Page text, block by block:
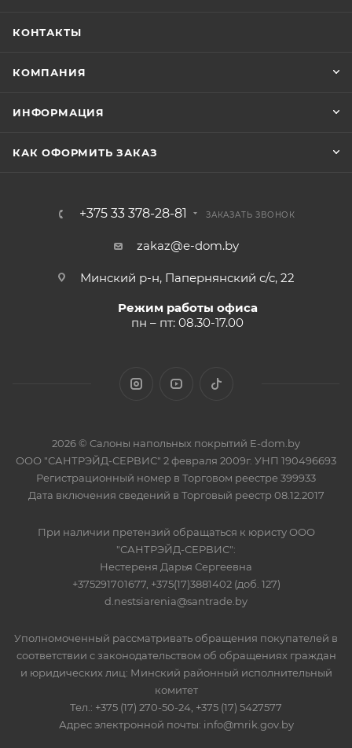
КОНТАКТЫ
КОМПАНИЯ
ИНФОРМАЦИЯ
КАК ОФОРМИТЬ ЗАКАЗ
+375 33 378-28-81 ЗАКАЗАТЬ ЗВОНОК
zakaz@e-dom.by
Минский р-н, Папернянский с/с, 22
Режим работы офиса
пн – пт: 08.30-17.00
2026 © Салоны напольных покрытий E-dom.by
ООО "САНТРЭЙД-СЕРВИС" 2 февраля 2009г. УНП 190496693
Регистрационный номер в Торговом реестре 399933
Дата включения сведений в Торговый реестр 08.12.2017
При наличии претензий обращаться к юристу ООО
"САНТРЭЙД-СЕРВИС":
Нестереня Дарья Сергеевна
+375291701677, +375(17)3881402 (доб. 127)
d.nestsiarenia@santrade.by
Уполномоченный рассматривать обращения покупателей в
соответствии с законодательством об обращениях граждан
и юридических лиц: Минский районный исполнительный
комитет
Тел.: +375 (17) 270-50-24, +375 (17) 5427577
Адрес электронной почты: info@mrik.gov.by